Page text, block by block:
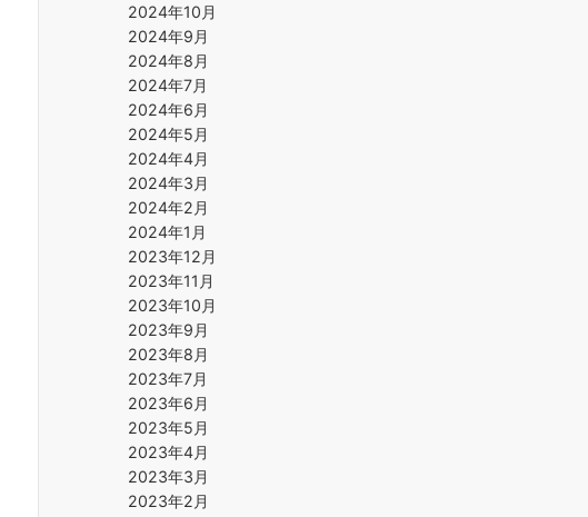
2024年10月
2024年9月
2024年8月
2024年7月
2024年6月
2024年5月
2024年4月
2024年3月
2024年2月
2024年1月
2023年12月
2023年11月
2023年10月
2023年9月
2023年8月
2023年7月
2023年6月
2023年5月
2023年4月
2023年3月
2023年2月